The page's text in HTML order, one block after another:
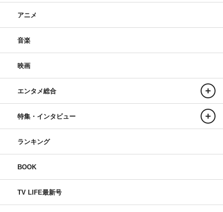
アニメ
音楽
映画
エンタメ総合
特集・インタビュー
ランキング
BOOK
TV LIFE最新号